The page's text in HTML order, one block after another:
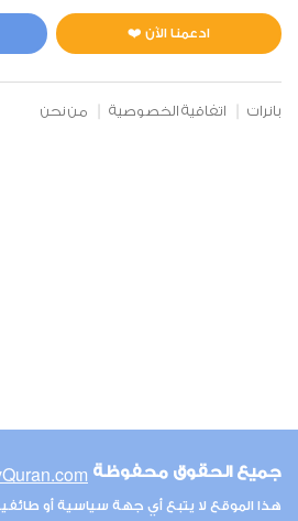
ادعمنا الآن ❤️
بانرات اتفاقية الخصوصية من نحن
جميع الحقوق محفوظة
هذا الموقع لا يتبع أي جهة سياسية أو